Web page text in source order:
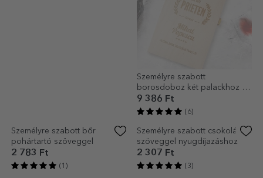
Személyre szabott
borosdoboz két palackhoz -
A legjobban
9 386 Ft
(6)